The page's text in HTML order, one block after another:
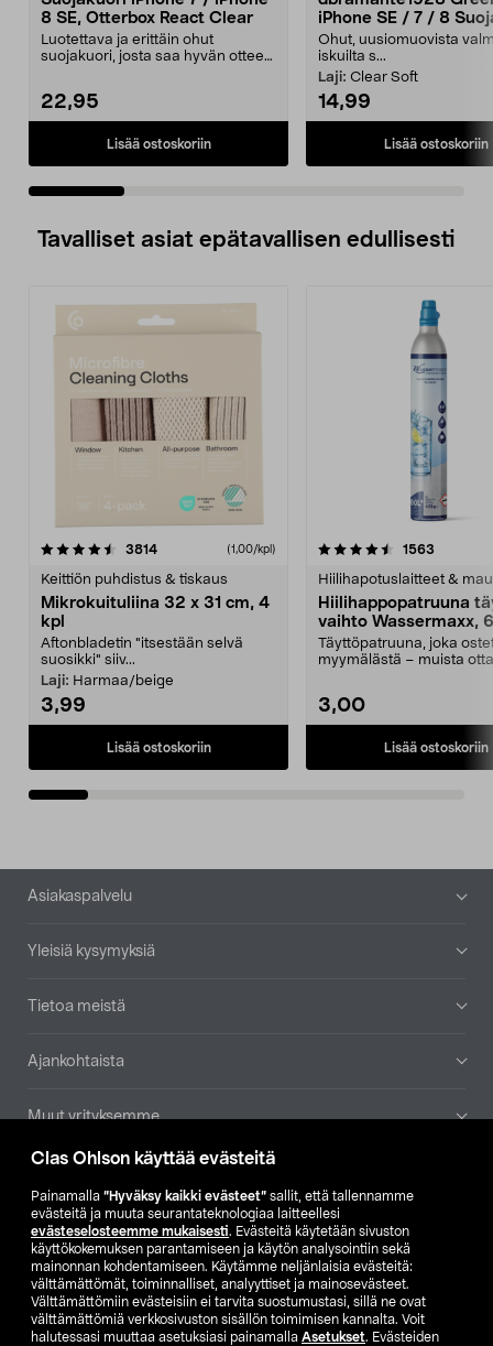
Clas Ohlson käyttää evästeitä
Painamalla ”Hyväksy kaikki evästeet” sallit, että tallennamme
evästeitä ja muuta seurantateknologiaa laitteellesi
evästeselosteemme mukaisesti. Evästeitä käytetään sivuston
käyttökokemuksen parantamiseen ja käytön analysointiin sekä
mainonnan kohdentamiseen. Käytämme neljänlaisia evästeitä:
välttämättömät, toiminnalliset, analyyttiset ja mainosevästeet.
Välttämättömiin evästeisiin ei tarvita suostumustasi, sillä ne ovat
välttämättömiä verkkosivuston sisällön toimimisen kannalta. Voit
halutessasi muuttaa asetuksiasi painamalla Asetukset. Evästeiden
8 SE, Otterbox React Clear
Luotettava ja erittäin ohut
suojakuori, josta saa hyvän otteen.
22,95
Lisää ostoskoriin
iPhone SE / 7 / 8
Ohut, uusiomuovista
iskuilta s...
Laji: Clear Soft
14,99
Lisää ostoskoriin
Tavalliset asiat epätavallisen edullisesti
3814arvostelut (1,00/kpl)
Keittiön puhdistus & tiskaus
Mikrokuituliina 32 x 31 cm, 4
kpl
Aftonbladetin "itsestään selvä
suosikki" siiv...
Laji: Harmaa/beige
3,99
Lisää ostoskoriin
4.5viidestä
1563
Hiilihapotuslaitteet &
Hiilihappopatruuna
vaihto Wassermaxx,
Täyttöpatruuna, joka
myymälästä – muista
3,00
Lisää ostoskoriin
4.5viidestä
Alatunniste
Asiakaspalvelu
Yleisiä kysymyksiä
Tietoa meistä
Ajankohtaista
Muut yrityksemme
Etsi myymälä
SE NO FI
FI SV